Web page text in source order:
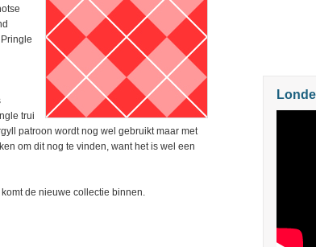
trui
patroon wordt nog wel gebruikt maar met
om dit nog te vinden, want het is wel een
de nieuwe collectie binnen.